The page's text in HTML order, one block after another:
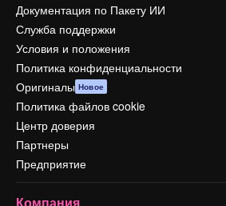
Документация по Пакету ИИ
Служба поддержки
Условия и положения
Политика конфиденциальности
Оригиналы Новое
Политика файлов cookie
Центр доверия
Партнеры
Предприятие
Компания